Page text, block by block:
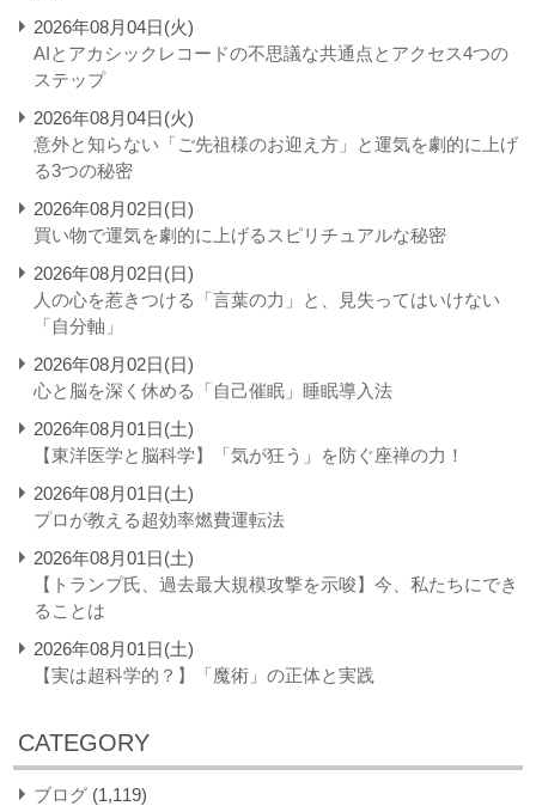
2026年08月04日(火)
AIとアカシックレコードの不思議な共通点とアクセス4つの
ステップ
2026年08月04日(火)
意外と知らない「ご先祖様のお迎え方」と運気を劇的に上げ
る3つの秘密
2026年08月02日(日)
買い物で運気を劇的に上げるスピリチュアルな秘密
2026年08月02日(日)
人の心を惹きつける「言葉の力」と、見失ってはいけない
「自分軸」
2026年08月02日(日)
心と脳を深く休める「自己催眠」睡眠導入法
2026年08月01日(土)
【東洋医学と脳科学】「気が狂う」を防ぐ座禅の力！
2026年08月01日(土)
プロが教える超効率燃費運転法
2026年08月01日(土)
【トランプ氏、過去最大規模攻撃を示唆】今、私たちにでき
ることは
2026年08月01日(土)
【実は超科学的？】「魔術」の正体と実践
CATEGORY
ブログ (1,119)